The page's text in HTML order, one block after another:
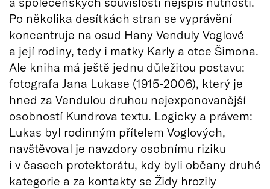
Po několika desítkách stran se vyprávění
koncentruje na osud Hany Venduly Voglové
a její rodiny, tedy i matky Karly a otce Šimona.
Ale kniha má ještě jednu důležitou postavu:
fotografa Jana Lukase (1915-2006), který je
hned za Vendulou druhou nejexponovanější
osobností Kundrova textu. Logicky a právem:
Lukas byl rodinným přítelem Voglových,
navštěvoval je navzdory osobnímu riziku
i v časech protektorátu, kdy byli občany druhé
kategorie a za kontakty se Židy hrozily